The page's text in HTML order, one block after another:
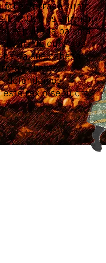
foi enterrada xunto
Outros afirman
sepultada baixo a
de ouro aos
da súa cabeza.
que os
defenden os
este rexio sepulcro.